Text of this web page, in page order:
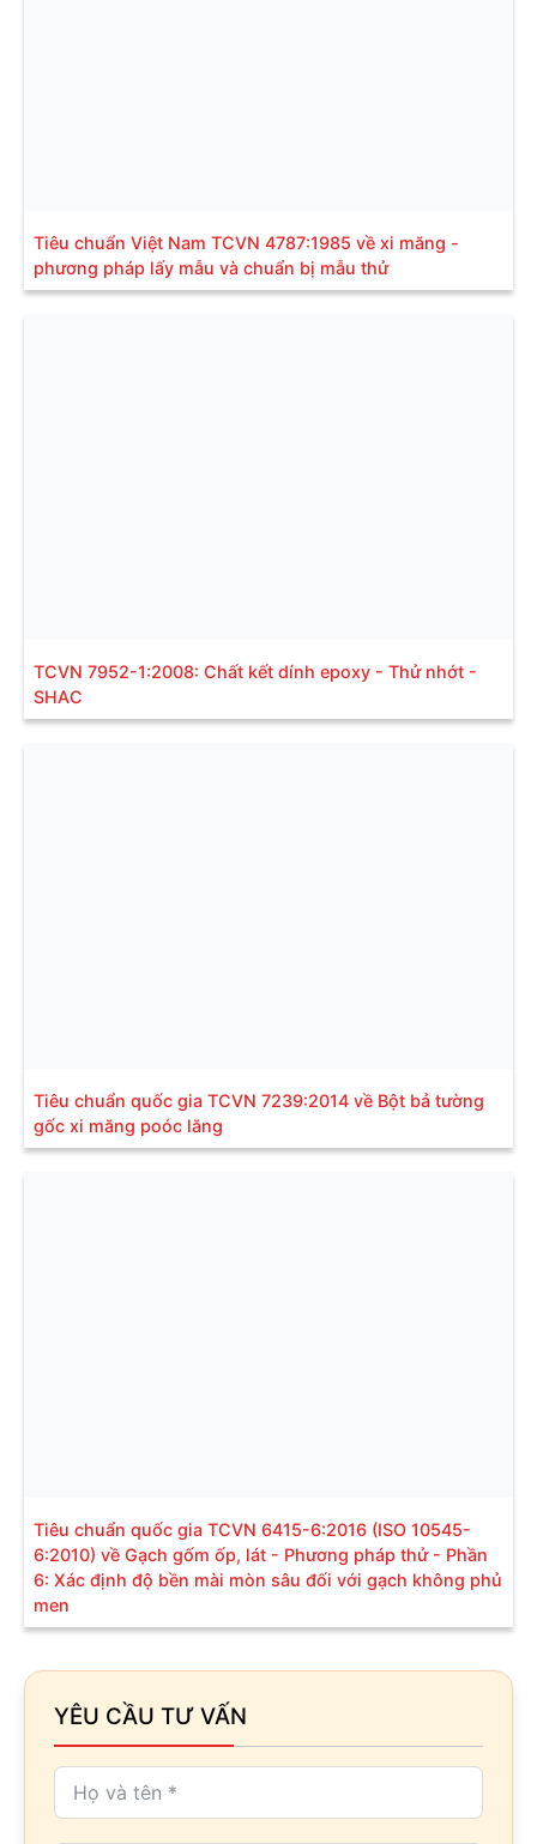
Tiêu chuẩn Việt Nam TCVN 4787:1985 về xi măng -
phương pháp lấy mẫu và chuẩn bị mẫu thử
TCVN 7952-1:2008: Chất kết dính epoxy - Thử nhớt -
SHAC
Tiêu chuẩn quốc gia TCVN 7239:2014 về Bột bả tường
gốc xi măng poóc lăng
Tiêu chuẩn quốc gia TCVN 6415-6:2016 (ISO 10545-
6:2010) về Gạch gốm ốp, lát - Phương pháp thử - Phần
6: Xác định độ bền mài mòn sâu đối với gạch không phủ
men
YÊU CẦU TƯ VẤN